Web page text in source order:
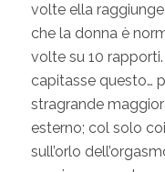
volte ella
che la donna è
volte su 10 rapporti.
capitasse questo…
stragrande
esterno; col solo
sull’orlo